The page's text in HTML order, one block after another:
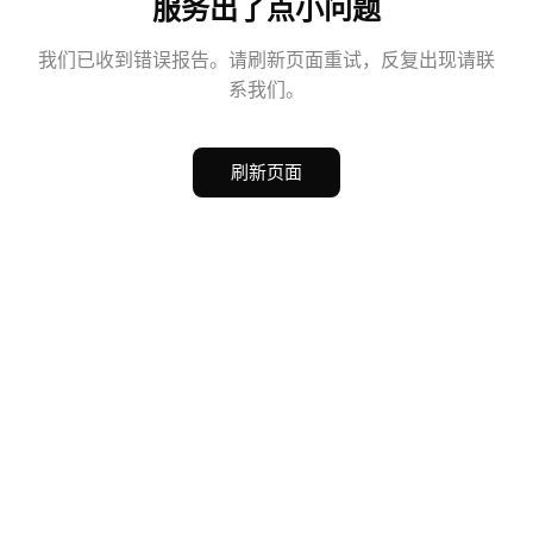
服务出了点小问题
我们已收到错误报告。请刷新页面重试，反复出现请联
系我们。
刷新页面